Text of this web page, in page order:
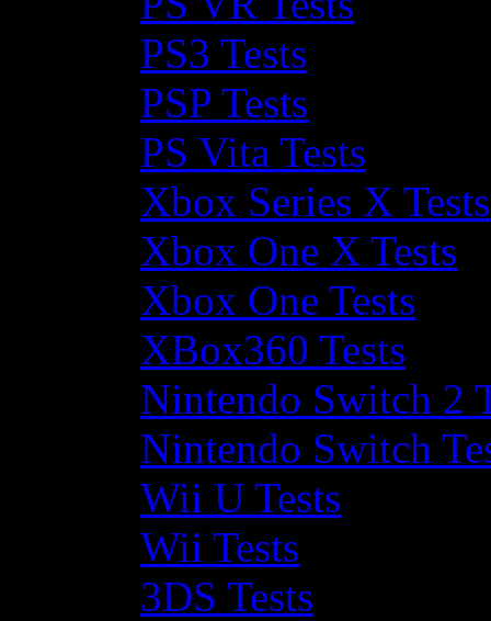
PS3 Tests
PSP Tests
PS Vita Tests
Xbox Series X Tests
Xbox One X Tests
Xbox One Tests
XBox360 Tests
Nintendo Switch 2
Nintendo Switch
Wii U Tests
Wii Tests
3DS Tests